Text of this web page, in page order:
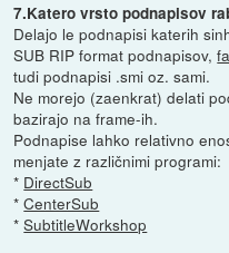
7.Katero vrsto podnapisov
Delajo le podnapisi katerih
SUB RIP format podnapisov,
tudi podnapisi .smi oz. sami.
Ne morejo (zaenkrat) delati
bazirajo na frame-ih.
Podnapise lahko relativno
menjate z različnimi programi:
* DirectSub
*CenterSub
*SubtitleWorkshop